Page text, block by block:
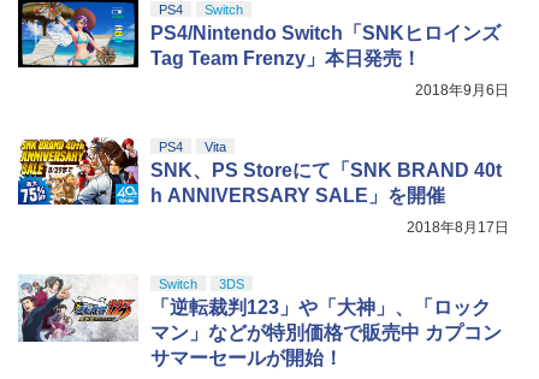
5
BLEACH 千年血戦篇 4 (完全生産限定版)
【Blu-ray】 [ 久保帯人 ]
5
【Amazon.co.jp限定】劇場版モノノ怪
第三章 蛇神 (オリジナル特典:オリジナル
巾着＋メーカー特典:【坤と離】二振りの
剣、十翼より来たる！スタジオ描き下ろ
￥8,800
PS4 Switch
PS4/Nintendo Switch「SNKヒロインズ
Tag Team Frenzy」本日発売！
2018年9月6日
PS4 Vita
SNK、PS Storeにて「SNK BRAND 40t
h ANNIVERSARY SALE」を開催
2018年8月17日
Switch 3DS
「逆転裁判123」や「大神」、「ロック
マン」などが特別価格で販売中 カプコン
サマーセールが開始！